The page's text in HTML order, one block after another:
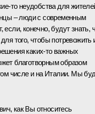
неудобства для
– люди с современным
конечно, будут знать,
того, чтобы потревожить
каких‑то важных
благотворным образом
числе и на Италии. Мы
как Вы относитесь